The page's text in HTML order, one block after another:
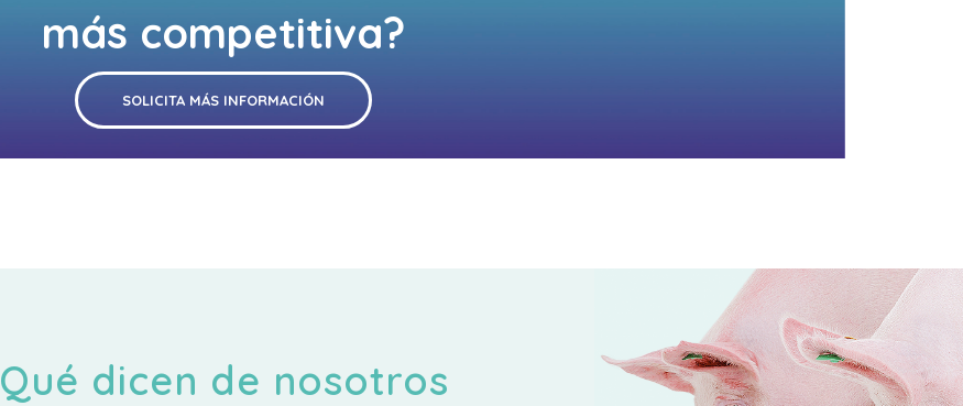
más competitiva?
SOLICITA MÁS INFORMACIÓN
Qué dicen de nosotros